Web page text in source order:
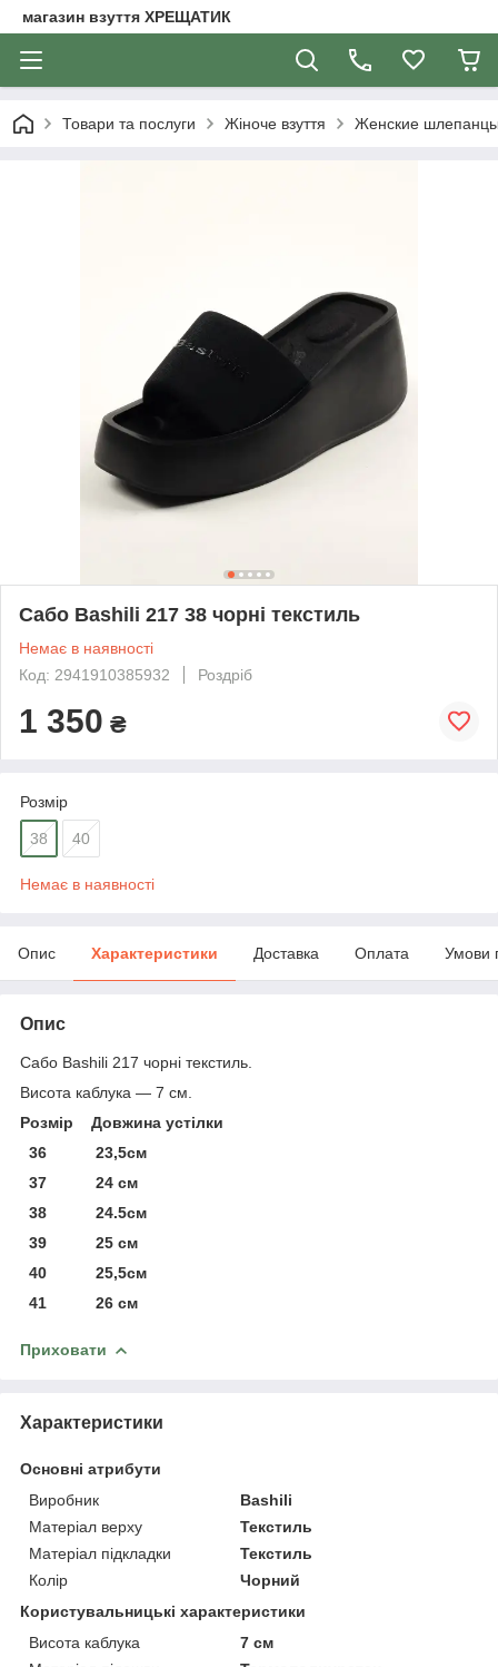
магазин взуття ХРЕЩАТИК
Товари та послуги Жіноче взуття Женские
Сабо Bashili 217 38 чорні текстиль
Немає в наявності
Код: 2941910385932
Роздріб
1 350 ₴
Розмір
38 40
Немає в наявності
Опис Характеристики Доставка Оплата Умови
Опис
Сабо Bashili 217 чорні текстиль.
Висота каблука — 7 см.
Розмір Довжина устілки
36 23,5см
37 24 см
38 24.5см
39 25 см
40 25,5см
41 26 см
Приховати
Характеристики
Основні атрибути
Виробник
Bashili
Матеріал верху
Текстиль
Матеріал підкладки
Текстиль
Колір
Чорний
Користувальницькі характеристики
Висота каблука
7 см